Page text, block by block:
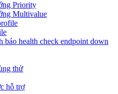
Priority
Multivalue
báo health check endpoint down
thử
hỗ trợ